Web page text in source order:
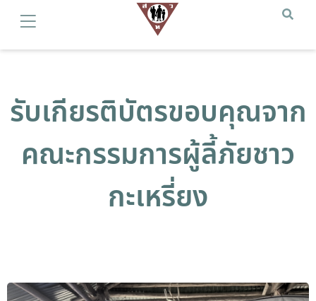
รับเกียรติบัตรขอบคุณจาก
คณะกรรมการผู้ลี้ภัยชาว
กะเหรี่ยง